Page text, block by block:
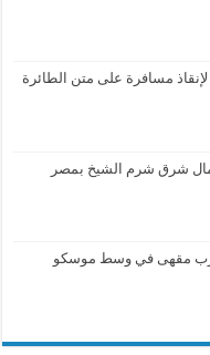
مسافرة على متن الطائرة
قرب مقهى في وسط موسكو